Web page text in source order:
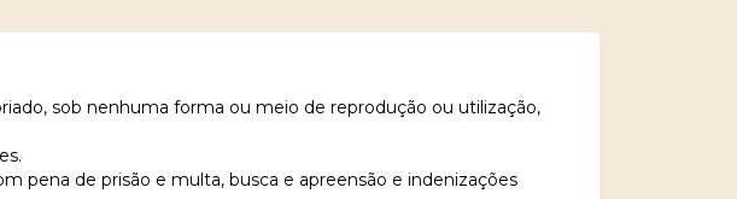
sob nenhuma forma ou meio de reprodução ou utilização,
pena de prisão e multa, busca e apreensão e indenizações